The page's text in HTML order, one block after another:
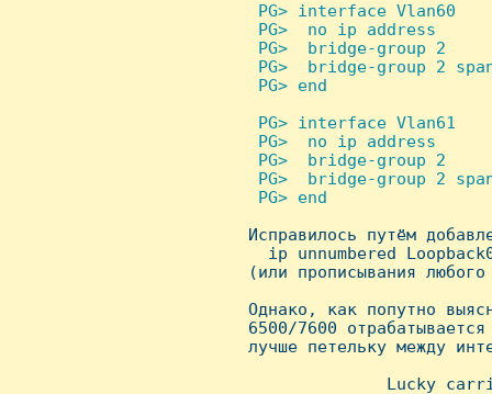
PG> interface Vlan60
  PG>  no ip address
  PG>  bridge-group 2
PG>  bridge-group 2
  PG> end
PG> interface Vlan61
  PG>  no ip address
  PG>  bridge-group 2
PG>  bridge-group 2
  PG> end
Исправилось путём
ip unnumbered
(или прописывания
Однако, как попутно
6500/7600
лучше петельку между
Lucky